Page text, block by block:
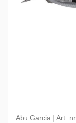
Abu Garcia | Art. nr